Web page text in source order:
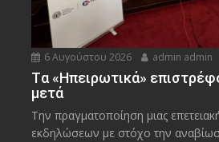
6 Αυγούστου 2026 admin admin
Tα «Ηπειρωτικά»
μετά
Την πραγματοποίηση μιας
εκδηλώσεων με στόχο την